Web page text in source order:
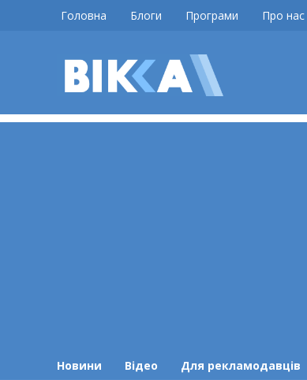
Головна Блоги Програми Про нас
Новини Відео Для рекламодавців